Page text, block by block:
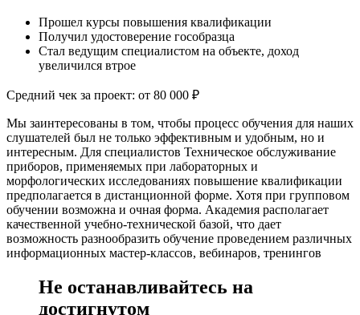
Прошел курсы повышения квалификации
Получил удостоверение гособразца
Стал ведущим специалистом на объекте, доход
увеличился втрое
Средний чек за проект: от 80 000 ₽
Мы заинтересованы в том, чтобы процесс обучения для наших
слушателей был не только эффективным и удобным, но и
интересным. Для специалистов Техническое обслуживание
приборов, применяемых при лабораторных и
морфологических исследованиях повышение квалификации
предполагается в дистанционной форме. Хотя при групповом
обучении возможна и очная форма. Академия располагает
качественной учебно-технической базой, что дает
возможность разнообразить обучение проведением различных
информационных мастер-классов, вебинаров, тренингов
Не останавливайтесь на
достигнутом